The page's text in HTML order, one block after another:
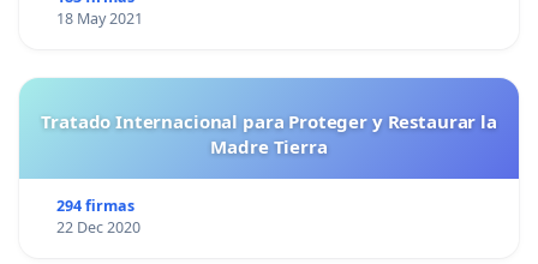
18 May 2021
Tratado Internacional para Proteger y Restaurar la
Madre Tierra
294 firmas
22 Dec 2020